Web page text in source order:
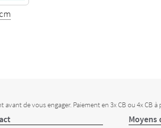
de vous engager. Paiement en 3x CB ou 4x CB à
Moyens